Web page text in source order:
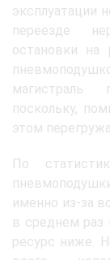
эксплуатации
переезде
остановки
магистраль
поскольку,
этом
По
именно из-за
в среднем раз
ресурс ниже.